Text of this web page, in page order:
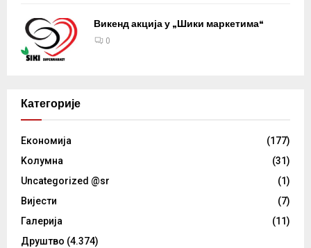
Викенд акција у „Шики маркетима“
0
Категорије
Eкономија
(177)
Kолумнa
(31)
Uncategorized @sr
(1)
Вијести
(7)
Галерија
(11)
Друштво (4.374)